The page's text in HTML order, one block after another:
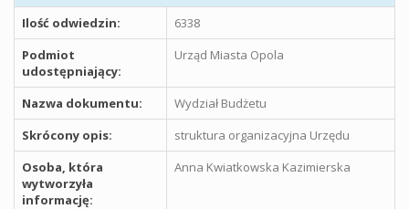
Ilość odwiedzin:
6338
Podmiot
udostępniający:
Urząd Miasta Opola
Nazwa dokumentu:
Wydział Budżetu
Skrócony opis:
struktura organizacyjna Urzędu
Osoba, która
wytworzyła
informację:
Anna Kwiatkowska Kazimierska